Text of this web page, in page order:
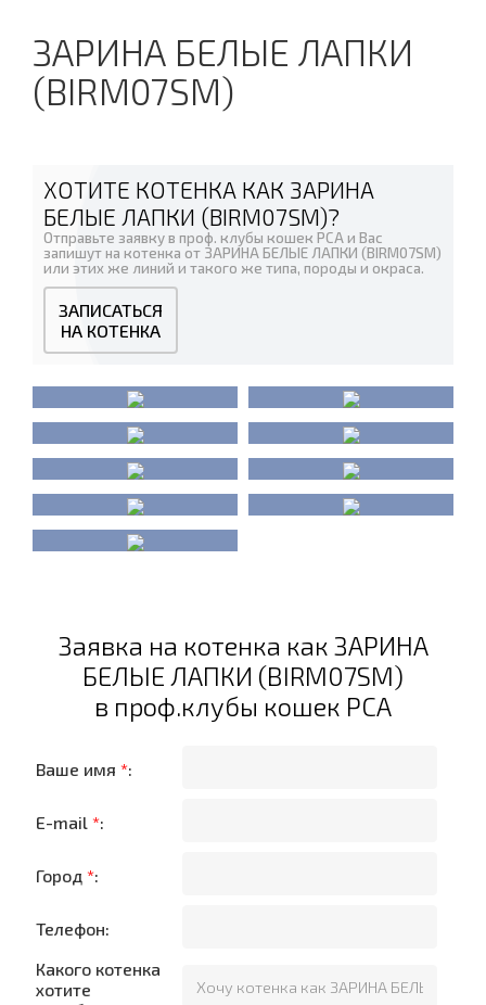
ЗАРИНА БЕЛЫЕ ЛАПКИ
(BIRM07SM)
ХОТИТЕ КОТЕНКА КАК ЗАРИНА
БЕЛЫЕ ЛАПКИ (BIRM07SM)?
Отправьте заявку в проф. клубы кошек PCA и Вас
запишут на котенка от ЗАРИНА БЕЛЫЕ ЛАПКИ (BIRM07SM)
или этих же линий и такого же типа, породы и окраса.
ЗАПИСАТЬСЯ
НА КОТЕНКА
Заявка на котенка как ЗАРИНА
БЕЛЫЕ ЛАПКИ (BIRM07SM)
в проф.клубы кошек PCA
Ваше имя *:
E-mail *:
Город *:
Телефон:
Какого котенка
хотите